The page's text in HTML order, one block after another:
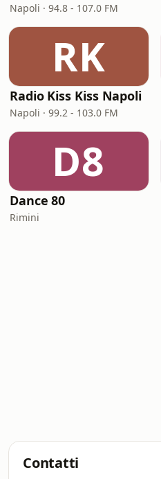
Napoli · 94.8 - 107.0 FM
RK
Radio Kiss Kiss Napoli
Napoli · 99.2 - 103.0 FM
D8
Dance 80
Rimini
Contatti